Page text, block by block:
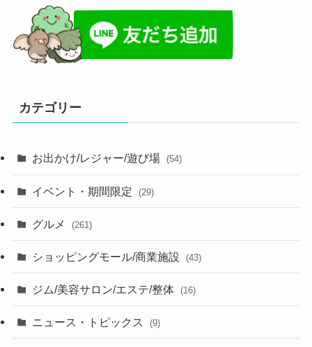
カテゴリー
お出かけ/レジャー/遊び場 (54)
イベント・期間限定 (29)
グルメ (261)
ショッピングモール/商業施設 (43)
ジム/美容サロン/エステ/整体 (16)
ニュース・トピックス (9)